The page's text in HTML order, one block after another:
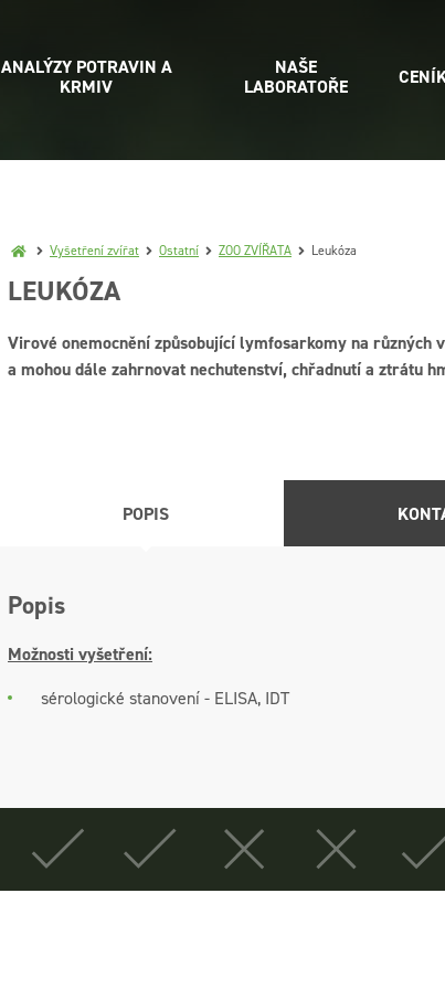
ANALÝZY POTRAVIN A
KRMIV
NAŠE
LABORATOŘE
Vyšetření zvířat Ostatní ZOO ZVÍŘATA Leukóza
LEUKÓZA
Virové onemocnění způsobující lymfosarkomy na
a mohou dále zahrnovat nechutenství, chřadnutí a ztrátu
POPIS
Popis
Možnosti vyšetření:
sérologické stanovení - ELISA, IDT